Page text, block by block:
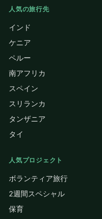
人気の旅行先
インド
ケニア
ペルー
南アフリカ
スペイン
スリランカ
タンザニア
タイ
人気プロジェクト
ボランティア旅行
2週間スペシャル
保育